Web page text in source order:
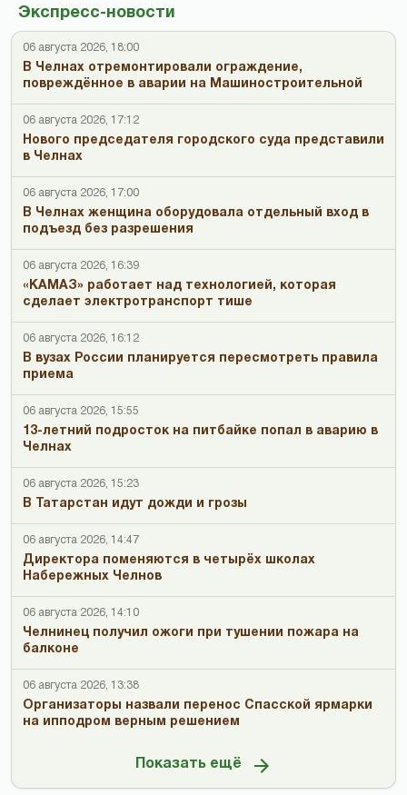
Экспресс-новости
06 августа 2026, 18:00
В Челнах отремонтировали ограждение,
повреждённое в аварии на Машиностроительной
06 августа 2026, 17:12
Нового председателя городского суда представили
в Челнах
06 августа 2026, 17:00
В Челнах женщина оборудовала отдельный вход в
подъезд без разрешения
06 августа 2026, 16:39
«КАМАЗ» работает над технологией, которая
сделает электротранспорт тише
06 августа 2026, 16:12
В вузах России планируется пересмотреть правила
приема
06 августа 2026, 15:55
13-летний подросток на питбайке попал в аварию в
Челнах
06 августа 2026, 15:23
В Татарстан идут дожди и грозы
06 августа 2026, 14:47
Директора поменяются в четырёх школах
Набережных Челнов
06 августа 2026, 14:10
Челнинец получил ожоги при тушении пожара на
балконе
06 августа 2026, 13:38
Организаторы назвали перенос Спасской ярмарки
на ипподром верным решением
Показать ещё